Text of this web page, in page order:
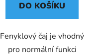
DO KOŠÍKU
Fenyklový čaj je vhodný
pro normální funkci